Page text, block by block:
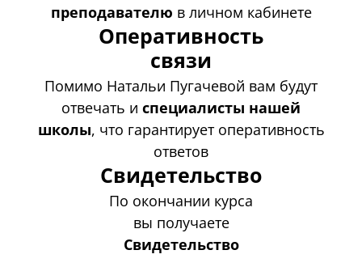
преподавателю в личном кабинете
Оперативность
связи
Помимо Натальи Пугачевой вам будут
отвечать и специалисты нашей
школы, что гарантирует оперативность
ответов
Свидетельство
По окончании курса
вы получаете
Свидетельство